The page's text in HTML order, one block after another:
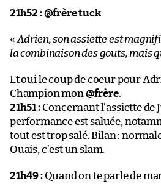
21h52 :@frère tuck
« Adrien, son assiette est
la combinaison des gouts, mais
Et oui le coup de coeur pour
Champion mon @frère.
21h51 :Concernant l’assiette de
performance est saluée,
tout est trop salé. Bilan :
Ouais, c’est un slam.
21h49 :Quand on te parle de